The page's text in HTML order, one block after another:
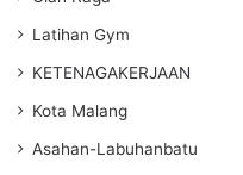
Latihan Gym
KETENAGAKERJAAN
Kota Malang
Asahan-Labuhanbatu